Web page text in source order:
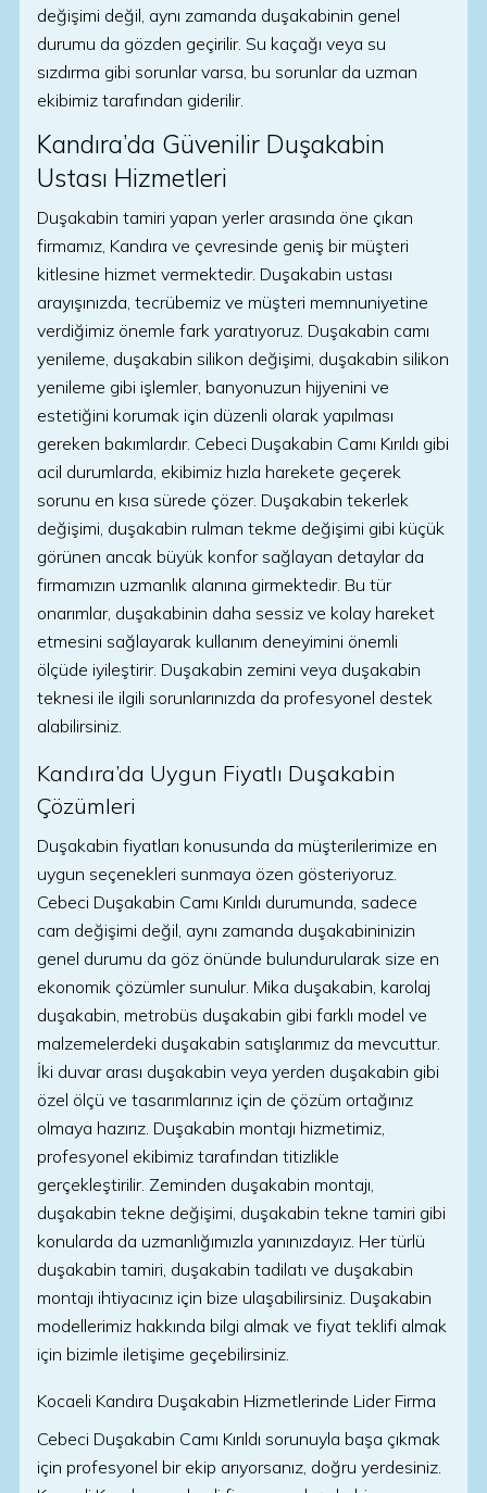
değişimi değil, aynı zamanda duşakabinin genel
durumu da gözden geçirilir. Su kaçağı veya su
sızdırma gibi sorunlar varsa, bu sorunlar da uzman
ekibimiz tarafından giderilir.
Kandıra’da Güvenilir Duşakabin
Ustası Hizmetleri
Duşakabin tamiri yapan yerler arasında öne çıkan
firmamız, Kandıra ve çevresinde geniş bir müşteri
kitlesine hizmet vermektedir. Duşakabin ustası
arayışınızda, tecrübemiz ve müşteri memnuniyetine
verdiğimiz önemle fark yaratıyoruz. Duşakabin camı
yenileme, duşakabin silikon değişimi, duşakabin silikon
yenileme gibi işlemler, banyonuzun hijyenini ve
estetiğini korumak için düzenli olarak yapılması
gereken bakımlardır. Cebeci Duşakabin Camı Kırıldı gibi
acil durumlarda, ekibimiz hızla harekete geçerek
sorunu en kısa sürede çözer. Duşakabin tekerlek
değişimi, duşakabin rulman tekme değişimi gibi küçük
görünen ancak büyük konfor sağlayan detaylar da
firmamızın uzmanlık alanına girmektedir. Bu tür
onarımlar, duşakabinin daha sessiz ve kolay hareket
etmesini sağlayarak kullanım deneyimini önemli
ölçüde iyileştirir. Duşakabin zemini veya duşakabin
teknesi ile ilgili sorunlarınızda da profesyonel destek
alabilirsiniz.
Kandıra’da Uygun Fiyatlı Duşakabin
Çözümleri
Duşakabin fiyatları konusunda da müşterilerimize en
uygun seçenekleri sunmaya özen gösteriyoruz.
Cebeci Duşakabin Camı Kırıldı durumunda, sadece
cam değişimi değil, aynı zamanda duşakabininizin
genel durumu da göz önünde bulundurularak size en
ekonomik çözümler sunulur. Mika duşakabin, karolaj
duşakabin, metrobüs duşakabin gibi farklı model ve
malzemelerdeki duşakabin satışlarımız da mevcuttur.
İki duvar arası duşakabin veya yerden duşakabin gibi
özel ölçü ve tasarımlarınız için de çözüm ortağınız
olmaya hazırız. Duşakabin montajı hizmetimiz,
profesyonel ekibimiz tarafından titizlikle
gerçekleştirilir. Zeminden duşakabin montajı,
duşakabin tekne değişimi, duşakabin tekne tamiri gibi
konularda da uzmanlığımızla yanınızdayız. Her türlü
duşakabin tamiri, duşakabin tadilatı ve duşakabin
montajı ihtiyacınız için bize ulaşabilirsiniz. Duşakabin
modellerimiz hakkında bilgi almak ve fiyat teklifi almak
için bizimle iletişime geçebilirsiniz.
Kocaeli Kandıra Duşakabin Hizmetlerinde Lider Firma
Cebeci Duşakabin Camı Kırıldı sorunuyla başa çıkmak
için profesyonel bir ekip arıyorsanız, doğru yerdesiniz.